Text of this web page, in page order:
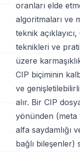
oranları elde
algoritmaları ve
teknik
teknikleri ve
üzere
CIP biçiminin
ve
alır. Bir CIP
yönünden (meta
alfa saydamlığı
bağlı bileşenler)